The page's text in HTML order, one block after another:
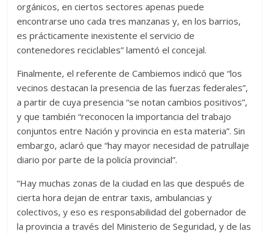
orgánicos, en ciertos sectores apenas puede
encontrarse uno cada tres manzanas y, en los barrios,
es prácticamente inexistente el servicio de
contenedores reciclables” lamentó el concejal.
Finalmente, el referente de Cambiemos indicó que “los
vecinos destacan la presencia de las fuerzas federales”,
a partir de cuya presencia “se notan cambios positivos”,
y que también “reconocen la importancia del trabajo
conjuntos entre Nación y provincia en esta materia”. Sin
embargo, aclaró que “hay mayor necesidad de patrullaje
diario por parte de la policía provincial”.
“Hay muchas zonas de la ciudad en las que después de
cierta hora dejan de entrar taxis, ambulancias y
colectivos, y eso es responsabilidad del gobernador de
la provincia a través del Ministerio de Seguridad, y de las